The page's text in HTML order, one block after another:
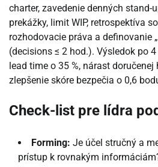
charter, zavedenie denných stand-
prekážky, limit WIP, retrospektíva
rozhodovacie práva a definovanie
(decisions ≤ 2 hod.). Výsledok po
lead time o 35 %, nárast
zlepšenie skóre bezpečia o 0,6
Check-list pre lídra
Forming: Je účel stručný a
prístup k rovnakým